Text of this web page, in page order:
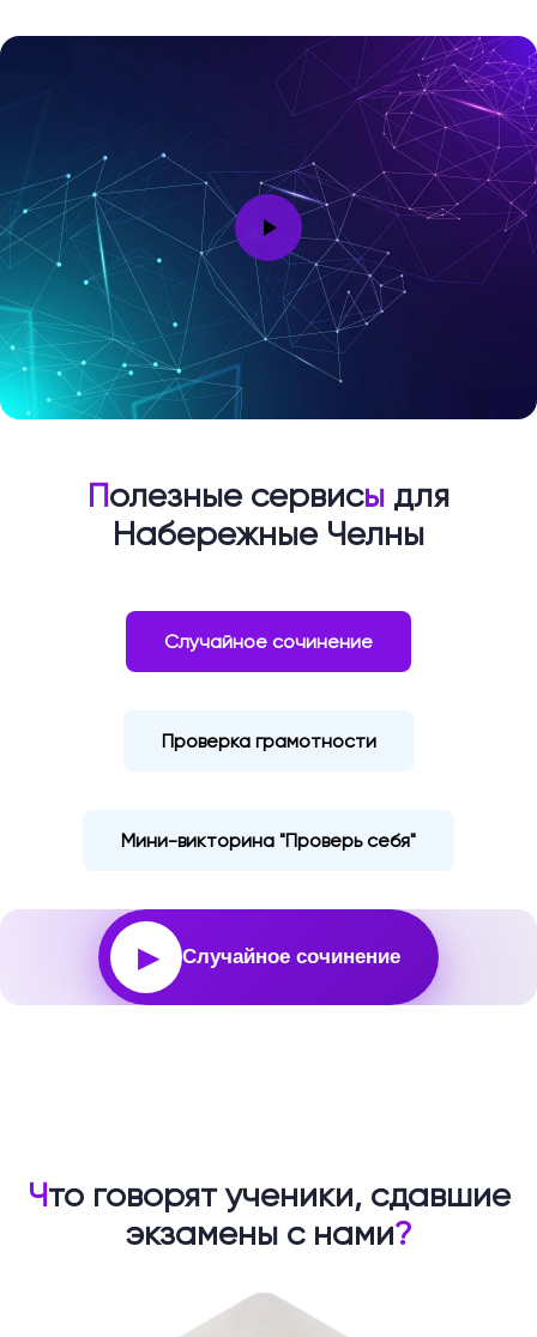
Полезные сервисы для
Набережные Челны
Случайное сочинение
Проверка грамотности
Мини-викторина "Проверь себя"
▶ Случайное сочинение
Что говорят ученики, сдавшие
экзамены с нами?